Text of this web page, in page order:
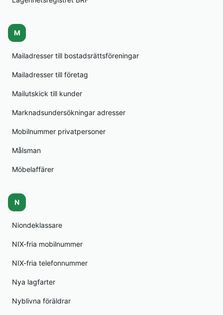
M
Mailadresser till bostadsrättsföreningar
Mailadresser till företag
Mailutskick till kunder
Marknadsundersökningar adresser
Mobilnummer privatpersoner
Målsman
Möbelaffärer
N
Niondeklassare
NIX-fria mobilnummer
NIX-fria telefonnummer
Nya lagfarter
Nyblivna föräldrar